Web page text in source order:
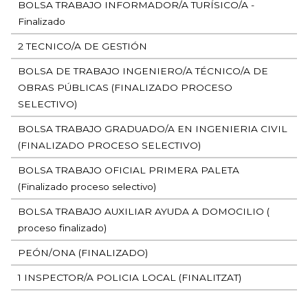
BOLSA TRABAJO INFORMADOR/A TURÍSICO/A -
Finalizado
2 TECNICO/A DE GESTIÓN
BOLSA DE TRABAJO INGENIERO/A TÉCNICO/A DE
OBRAS PÚBLICAS (FINALIZADO PROCESO
SELECTIVO)
BOLSA TRABAJO GRADUADO/A EN INGENIERIA CIVIL
(FINALIZADO PROCESO SELECTIVO)
BOLSA TRABAJO OFICIAL PRIMERA PALETA
(Finalizado proceso selectivo)
BOLSA TRABAJO AUXILIAR AYUDA A DOMOCILIO (
proceso finalizado)
PEÓN/ONA (FINALIZADO)
1 INSPECTOR/A POLICIA LOCAL (FINALITZAT)